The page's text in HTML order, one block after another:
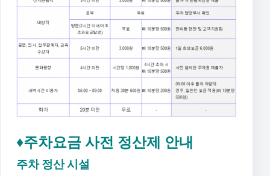
♦주차요금 사전 정산제 안내
주차 정산 시설